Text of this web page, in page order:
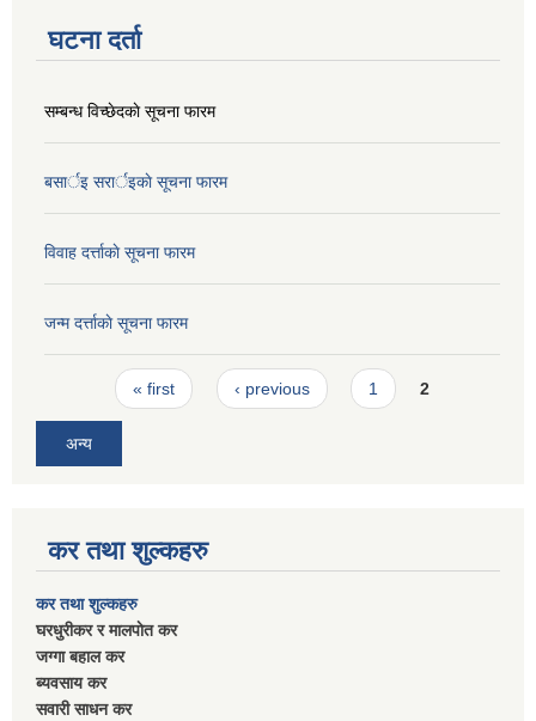
घटना दर्ता
सम्बन्ध विच्छेदकाे सूचना फारम
बसार्इ सरार्इकाे सूचना फारम
विवाह दर्त्ताकाे सूचना फारम
जन्म दर्त्ताकाे सूचना फारम
Pages« first ‹ previous 1 2
अन्य
कर तथा शुल्कहरु
कर तथा शुल्कहरु
घरधुरीकर र मालपाेत कर
जग्गा बहाल कर
ब्यवसाय कर
सवारी साधन कर